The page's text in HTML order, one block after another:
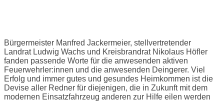
Bürgermeister Manfred Jackermeier, stellvertretender
Landrat Ludwig Wachs und Kreisbrandrat Nikolaus Höfler
fanden passende Worte für die anwesenden aktiven
Feuerwehrler:innen und die anwesenden Deingerer. Viel
Erfolg und immer gutes und gesundes Heimkommen ist die
Devise aller Redner für diejenigen, die in Zukunft mit dem
modernen Einsatzfahrzeug anderen zur Hilfe eilen werden